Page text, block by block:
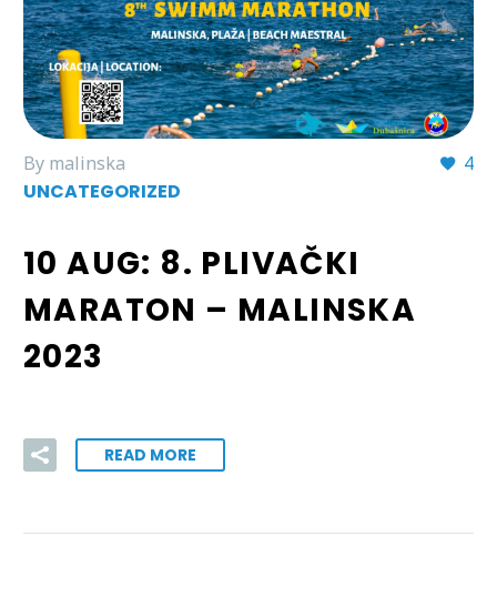
4
By malinska
UNCATEGORIZED
10 AUG: 8. PLIVAČKI
MARATON – MALINSKA
2023
READ MORE